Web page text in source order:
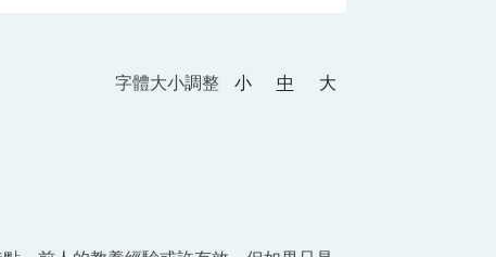
字體大小調整 小 中
大